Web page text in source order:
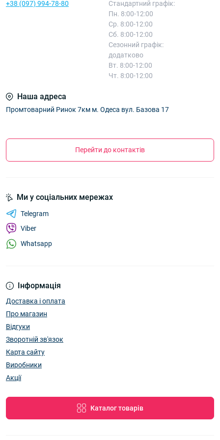
+38 (097) 994-78-80
Стандартний графік:
Пн. 8:00-12:00
Ср. 8:00-12:00
Сб. 8:00-12:00
Сезонний графік:
додатково
Вт. 8:00-12:00
Чт. 8:00-12:00
Наша адреса
Промтоварний Ринок 7км м. Одеса вул. Базова 17
Перейти до контактів
Інформація
Доставка і оплата
Про магазин
Відгуки
Зворотній зв'язок
Карта сайту
Виробники
Акції
Каталог товарів
Ми у соціальних мережах
Telegram
Viber
Whatsapp